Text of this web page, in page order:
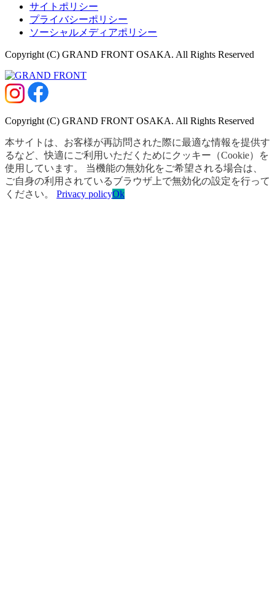
サイトポリシー
プライバシーポリシー
ソーシャルメディアポリシー
Copyright (C) GRAND FRONT OSAKA. All Rights Reserved
Copyright (C) GRAND FRONT OSAKA. All Rights Reserved
本サイトは、お客様が再訪問された際に最適な情報を提供す
るなど、快適にご利用いただくためにクッキー（Cookie）を
使用しています。 当機能の無効化をご希望される場合は、
ご自身の利用されているブラウザ上で無効化の設定を行って
ください。 Privacy policyOk